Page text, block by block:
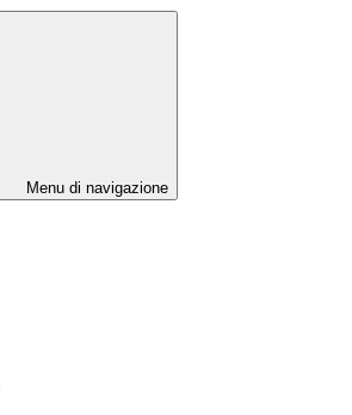
Menu di navigazione